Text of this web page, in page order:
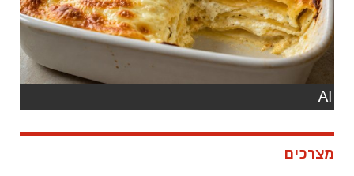
AI
מצרכים
לרוטב
2 כפות שמן זית